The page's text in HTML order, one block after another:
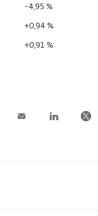
-4,95 %
+0,94 %
+0,91 %